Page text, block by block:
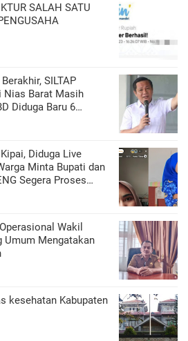
SALAH SATU
SILTAP
Nias Barat Masih
Diduga Baru 6
Diduga Live
Minta Bupati dan
Segera Proses
Wakil
Umum Mengatakan
kesehatan Kabupaten